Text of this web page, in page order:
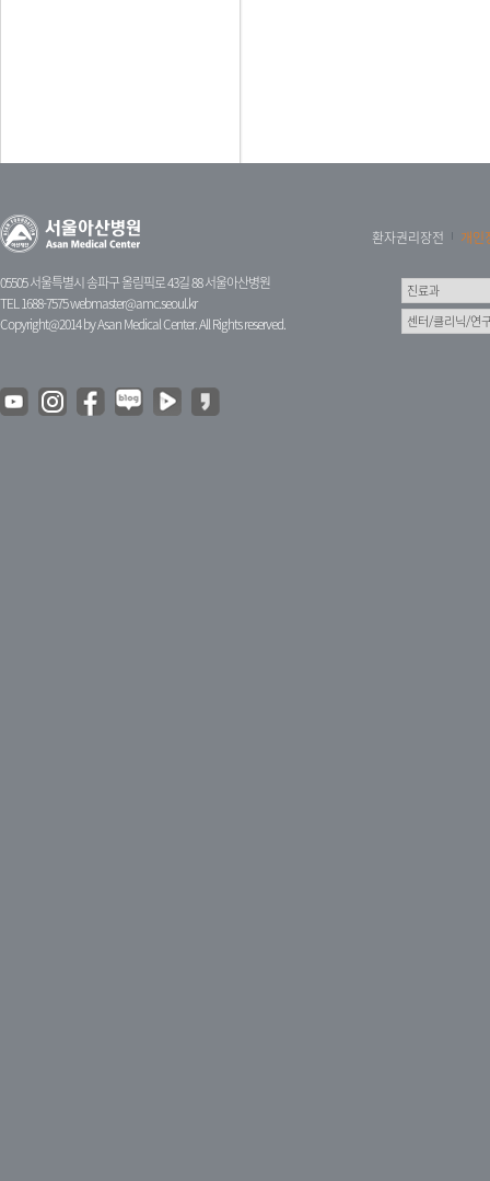
05505 서울특별시 송파구 올림픽로 43길 88 서울아산병원
TEL 1688-7575webmaster@amc.seoul.kr
Copyright@2014 by Asan Medical Center. All Rights reserved.
환자권리장전 개인